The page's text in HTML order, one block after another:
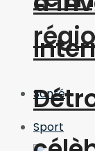
Santé
Sport